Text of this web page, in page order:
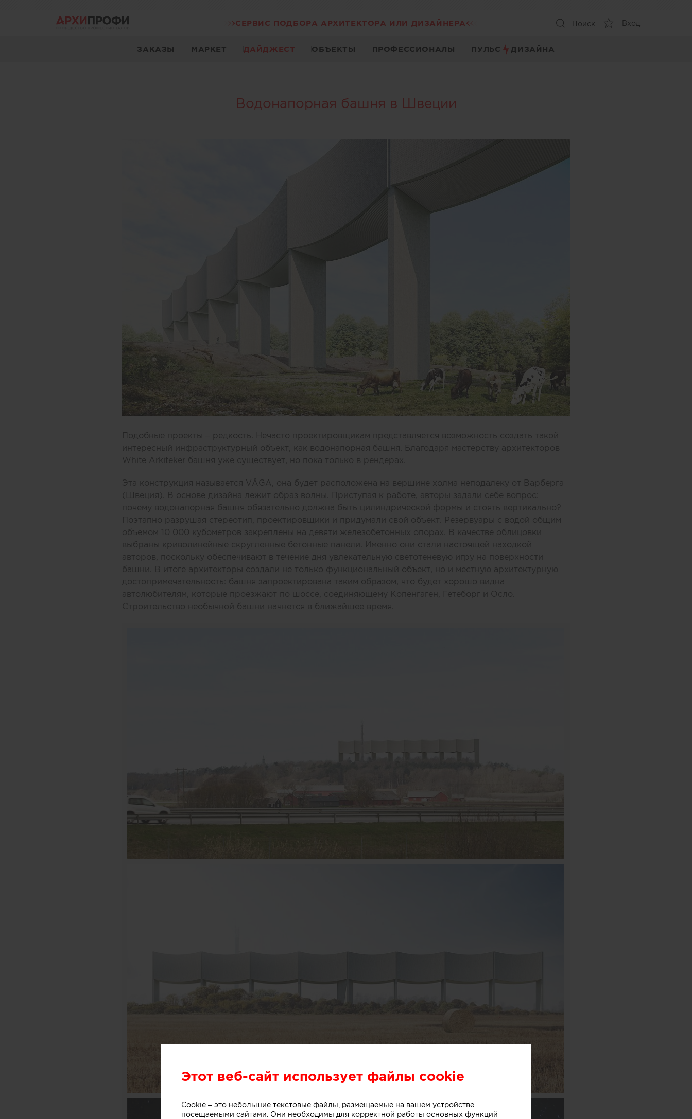
СЕРВИС ПОДБОРА АРХИТЕКТОРА ИЛИ ДИЗАЙНЕРА Поиск Вход
ЗАКАЗЫ МАРКЕТ ДАЙДЖЕСТ ОБЪЕКТЫ ПРОФЕССИОНАЛЫ ПУЛЬС ДИЗАЙНА
Водонапорная башня в Швеции
Подобные проекты – редкость. Нечасто проектировщикам представляется возможность создать такой
интересный инфраструктурный объект, как водонапорная башня. Благодаря мастерству архитекторов
White Arkiteker башня уже существует, но пока только в рендерах.
Эта конструкция называется VÅGA, она будет расположена на вершине холма неподалеку от Варберга
(Швеция). В основе дизайна лежит образ волны. Приступая к работе, авторы задали себе вопрос:
почему водонапорная башня обязательно должна быть цилиндрической формы и стоять вертикально?
Поэтапно разрушая стереотип, проектировщики и придумали свой объект. Резервуары с водой общим
объемом 10 000 кубометров закреплены на девяти железобетонных опорах. В качестве облицовки
выбраны криволинейные скругленные бетонные панели. Именно они стали настоящей находкой
авторов, поскольку обеспечивают в течение дня увлекательную светотеневую игру на поверхности
башни. В итоге архитекторы создали не только функциональный объект, но и местную архитектурную
достопримечательность: башня запроектирована таким образом, что будет хорошо видна
автолюбителям, которые проезжают по шоссе, соединяющему Копенгаген, Гётеборг и Осло.
Строительство необычной башни начнется в ближайшее время.
Этот веб-сайт использует файлы cookie
Cookie – это небольшие текстовые файлы, размещаемые на вашем устройстве
посещаемыми сайтами. Они необходимы для корректной работы основных функций